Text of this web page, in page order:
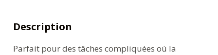
Description
Parfait pour des tâches compliquées où la